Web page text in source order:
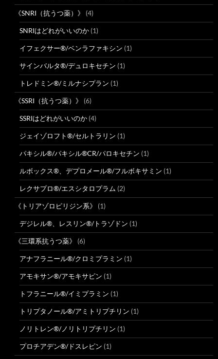
《SNRI（抗うつ薬）》 (4)
SNRIはどれがいいのか (1)
イフェクサー®/ベンラファキシン (1)
サインバルタ®/デュロキセチン (1)
トレドミン®/ミルナシプラン (1)
《SSRI（抗うつ薬）》 (6)
SSRIはどれがいいのか (4)
ジェイゾロフト®/セルトラリン (1)
パキシル®/パキシル®CR/パロキセチン (1)
ルボックス®、デプロメール®/フルボキサミン (1)
レクサプロ®/エスシタロプラム (2)
《トリアゾロピリジン系》 (1)
デジレル®、レスリン®/トラゾドン (1)
《三環系抗うつ薬》 (6)
アナフラニール®/クロミプラミン (1)
アモキサン®/アモキサピン (1)
トフラニール®/イミプラミン (1)
トリプタノール®/アミトリプチリン (1)
ノリトレン®/ノリトリプチリン (1)
プロチアデン®/ドスレピン (1)